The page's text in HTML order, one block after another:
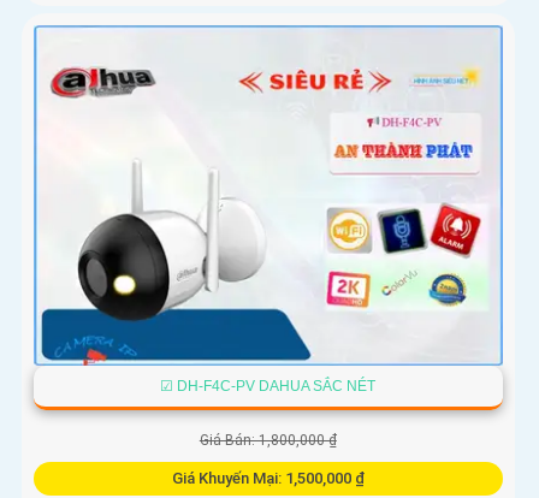
☑ DH-F4C-PV DAHUA SẮC NÉT
Giá Bán: 1,800,000 ₫
Giá Khuyến Mại: 1,500,000 ₫